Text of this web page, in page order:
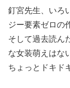
釘宮先生、いろ
ジー要素ゼロの
そして過去読ん
な女装萌えはな
ちょっとドキド